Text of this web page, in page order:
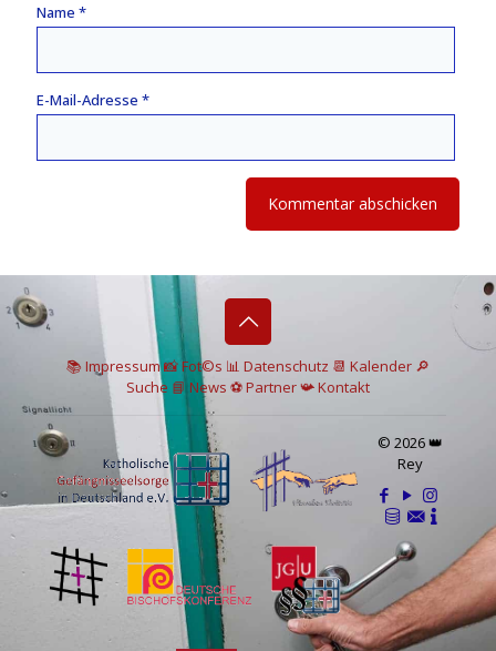
Name *
E-Mail-Adresse *
📚 Impressum📸Fot©s 📊 Datenschutz 📆 Kalender 🔎
Suche 📘 News ⚽Partner📯Kontakt
© 2026 👑
Rey